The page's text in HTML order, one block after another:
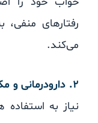
رفتارهای منفی،
می‌کند.
نیاز به استفاده